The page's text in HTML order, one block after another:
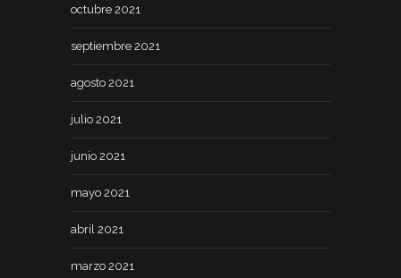
octubre 2021
septiembre 2021
agosto 2021
julio 2021
junio 2021
mayo 2021
abril 2021
marzo 2021